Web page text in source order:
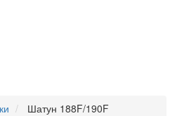
Шатун 188F/190F